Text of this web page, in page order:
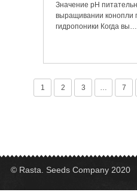
Значение рН
выращивании конопли
гидропоники Когда вы…
1 2 3 … 7
© Rasta. Seeds Company 2020